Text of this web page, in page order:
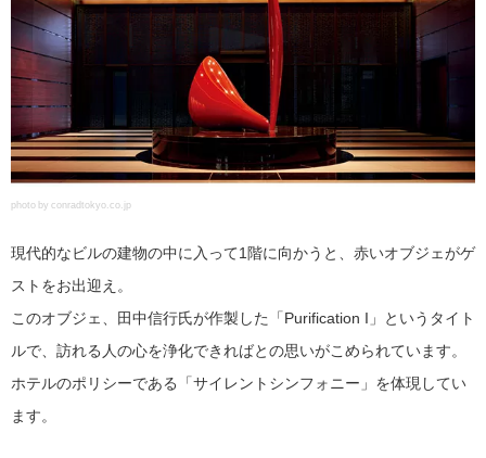
photo by conradtokyo.co.jp
現代的なビルの建物の中に入って1階に向かうと、赤いオブジェがゲ
ストをお出迎え。
このオブジェ、田中信行氏が作製した「Purification I」というタイト
ルで、訪れる人の心を浄化できればとの思いがこめられています。
ホテルのポリシーである「サイレントシンフォニー」を体現してい
ます。